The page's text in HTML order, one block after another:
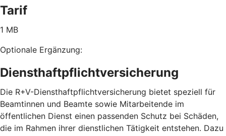
Tarif
1 MB
Optionale Ergänzung:
Diensthaftpflichtversicherung
Die R+V-Diensthaftpflichtversicherung bietet speziell für
Beamtinnen und Beamte sowie Mitarbeitende im
öffentlichen Dienst einen passenden Schutz bei Schäden,
die im Rahmen ihrer dienstlichen Tätigkeit entstehen. Dazu